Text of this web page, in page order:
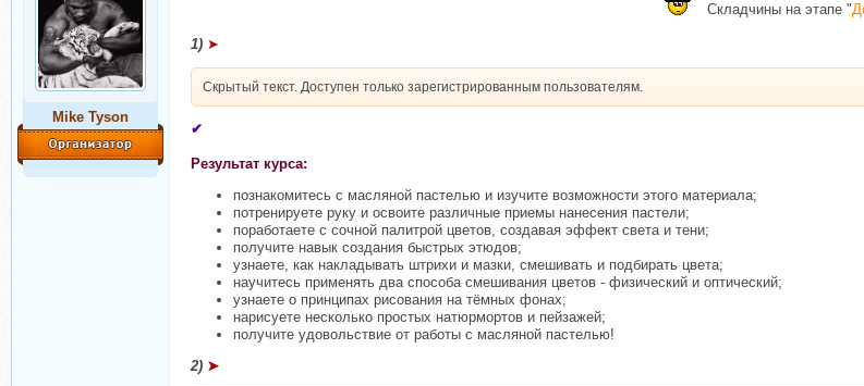
Mike Tyson
Складчины на этапе "
1) ➤
Скрытый текст. Доступен только зарегистрированным пользователям.
✔
Результат курса:
познакомитесь с масляной пастелью и изучите возможности этого материала;
потренируете руку и освоите различные приемы нанесения пастели;
поработаете с сочной палитрой цветов, создавая эффект света и тени;
получите навык создания быстрых этюдов;
узнаете, как накладывать штрихи и мазки, смешивать и подбирать цвета;
научитесь применять два способа смешивания цветов - физический и оптический;
узнаете о принципах рисования на тёмных фонах;
нарисуете несколько простых натюрмортов и пейзажей;
получите удовольствие от работы с масляной пастелью!
2) ➤